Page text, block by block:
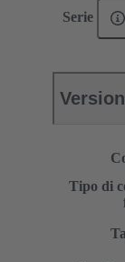
Serie
Tipo di